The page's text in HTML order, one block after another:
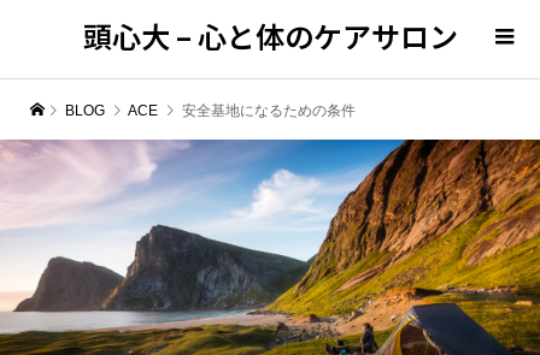
頭心大 – 心と体のケアサロン
BLOG ACE 安全基地になるための条件